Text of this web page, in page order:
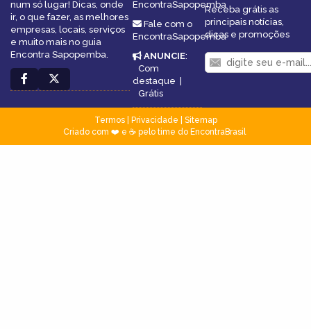
num só lugar! Dicas, onde
ir, o que fazer, as melhores
empresas, locais, serviços
e muito mais no guia
Encontra Sapopemba.
EncontraSapopemba
Fale com o
EncontraSapopemba
ANUNCIE:
Com
destaque |
Grátis
Receba grátis as
principais notícias,
dicas e promoções
Termos| Privacidade
Sitemap
Criado com ❤️ e ☕ pelo time do EncontraBrasil